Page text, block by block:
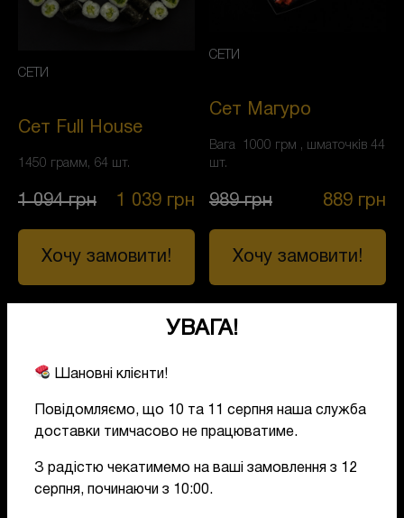
СЕТИ
Сет Full House
1450 грамм, 64 шт.
1 094грн 1 039 грн
Хочу замовити!
СЕТИ
Сет Магуро
Вага 1000 грм , шматочків 44
шт.
989грн 889 грн
Хочу замовити!
УВАГА!
Шановні клієнти!
Повідомляємо, що 10 та 11 серпня наша служба
доставки тимчасово не працюватиме.
З радістю чекатимемо на ваші замовлення з 12
серпня, починаючи з 10:00.